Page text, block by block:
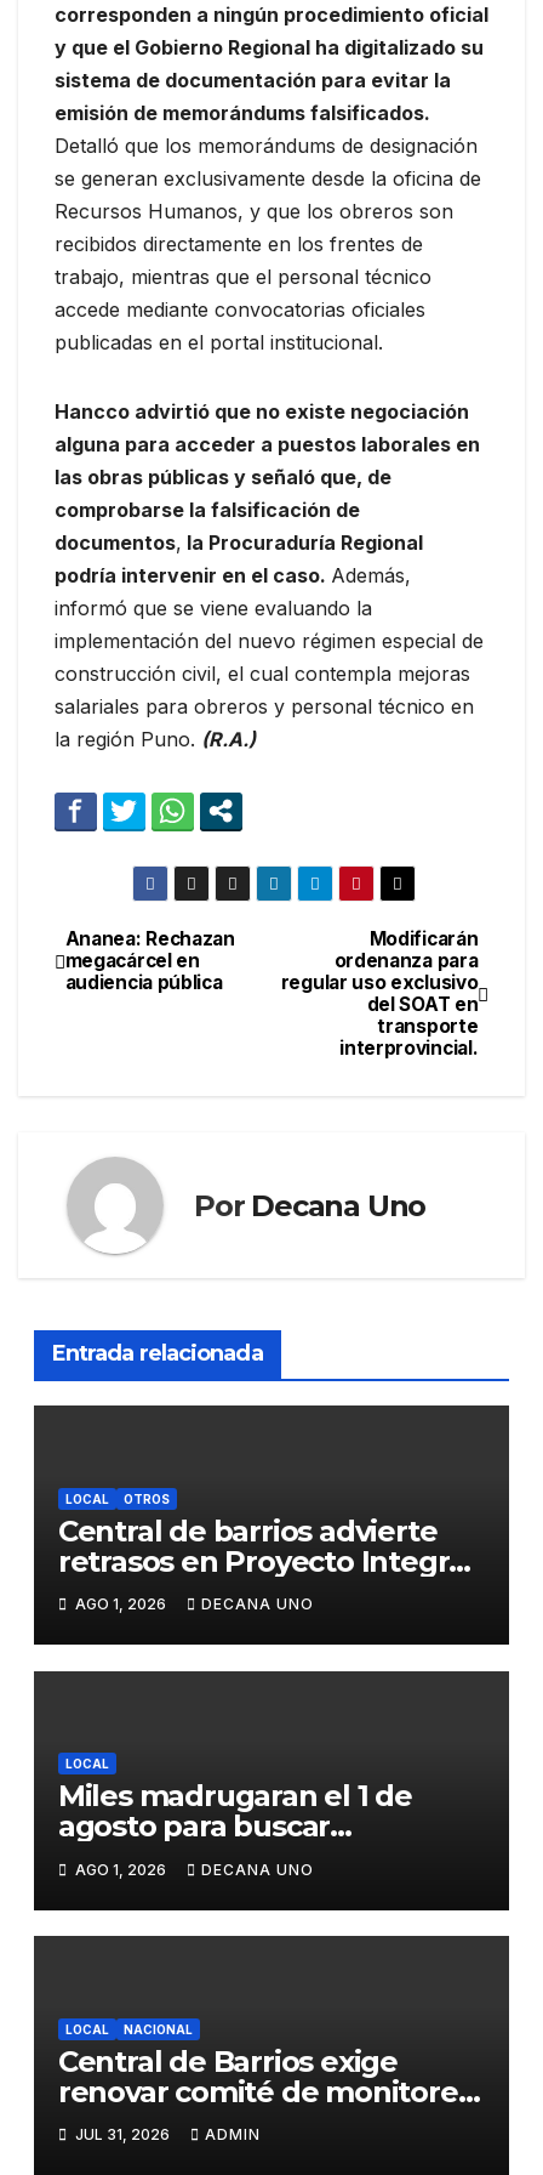
corresponden a ningún procedimiento oficial
y que el Gobierno Regional ha digitalizado su
sistema de documentación para evitar la
emisión de memorándums falsificados.
Detalló que los memorándums de designación
se generan exclusivamente desde la oficina de
Recursos Humanos, y que los obreros son
recibidos directamente en los frentes de
trabajo, mientras que el personal técnico
accede mediante convocatorias oficiales
publicadas en el portal institucional.
Hancco advirtió que no existe negociación
alguna para acceder a puestos laborales en
las obras públicas y señaló que, de
comprobarse la falsificación de
documentos, la Procuraduría Regional
podría intervenir en el caso. Además,
informó que se viene evaluando la
implementación del nuevo régimen especial de
construcción civil, el cual contempla mejoras
salariales para obreros y personal técnico en
la región Puno. (R.A.)
Navegación
de
Modificarán
ordenanza para
regular uso exclusivo
del SOAT en
transporte
interprovincial.
Ananea: Rechazan
megacárcel en
audiencia pública
Por Decana Uno
Entrada relacionada
LOCAL OTROS
Central de barrios advierte
retrasos en Proyecto Integral
de Agua y Alcantarillado para
Juliaca
AGO 1, 2026 DECANA UNO
LOCAL
Miles madrugaran el 1 de
agosto para buscar
piedrecillas en los ríos y
realizar la challa por la
riqueza y la prosperidad
AGO 1, 2026 DECANA UNO
LOCAL NACIONAL
Central de Barrios exige
renovar comité de monitoreo
del PIAA por presuntos
conflictos de interés y
JUL 31, 2026 ADMIN